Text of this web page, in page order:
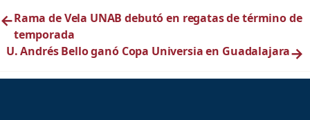
←Rama de Vela UNAB debutó en regatas de término de
temporada
U. Andrés Bello ganó Copa Universia en Guadalajara→